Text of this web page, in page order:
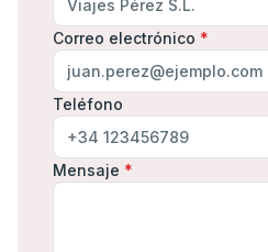
Correo electrónico *
Teléfono
Mensaje *